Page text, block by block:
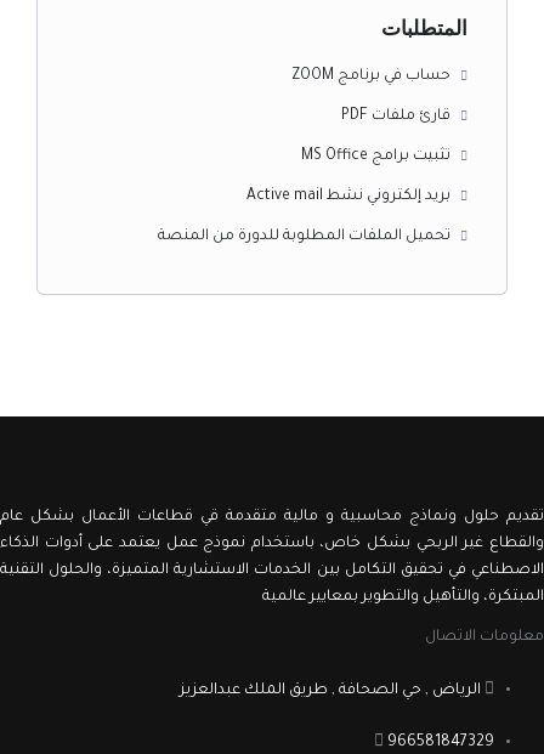
المتطلبات
حساب في برنامج ZOOM
قارئ ملفات PDF
تثبيت برامج MS Office
بريد إلكتروني نشط Active mail
تحميل الملفات المطلوبة للدورة من المنصة
تقديم حلول ونماذج محاسبية و مالية متقدمة قي قطاعات الأعمال بشكل عام
والقطاع غير الربحي بشكل خاص، باستخدام نموذج عمل يعتمد على أدوات الذكاء
الاصطناعي في تحقيق التكامل بين الخدمات الاستشارية المتميزة، والحلول التقنية
المبتكرة، والتأهيل والتطوير بمعايير عالمية
معلومات الاتصال
الرياض , حي الصحافة , طريق الملك عبدالعزيز
966581847329